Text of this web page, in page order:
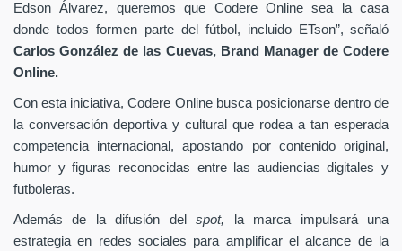
Edson Álvarez, queremos que Codere Online sea la casa
donde todos formen parte del fútbol, incluido ETson”, señaló
Carlos González de las Cuevas, Brand Manager de Codere
Online.
Con esta iniciativa, Codere Online busca posicionarse dentro de
la conversación deportiva y cultural que rodea a tan esperada
competencia internacional, apostando por contenido original,
humor y figuras reconocidas entre las audiencias digitales y
futboleras.
Además de la difusión delspot,
la marca impulsará una
estrategia en redes sociales para amplificar el alcance de la